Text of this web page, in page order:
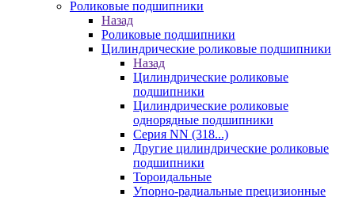
Роликовые подшипники
Назад
Роликовые подшипники
Цилиндрические роликовые подшипники
Назад
Цилиндрические роликовые
подшипники
Цилиндрические роликовые
однорядные подшипники
Серия NN (318...)
Другие цилиндрические роликовые
подшипники
Тороидальные
Упорно-радиальные прецизионные